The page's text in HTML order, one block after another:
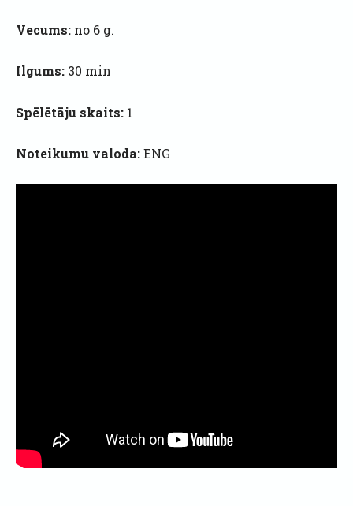
Vecums: no 6 g.
Ilgums: 30 min
Spēlētāju skaits: 1
Noteikumu valoda:ENG